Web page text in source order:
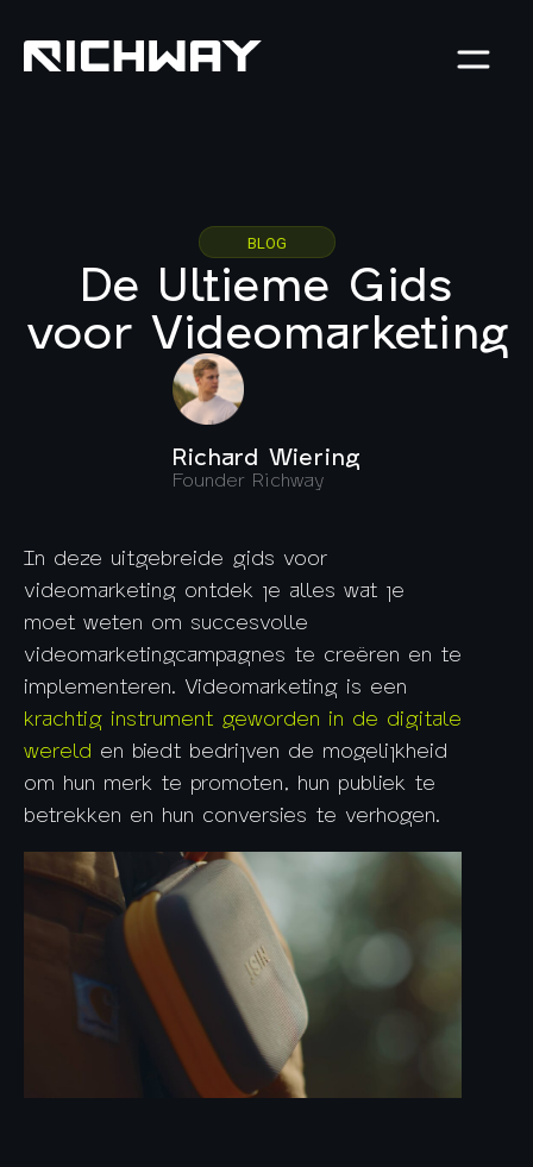
BLOG
De Ultieme Gids
voor Videomarketing
Richard Wiering
Founder Richway
In deze uitgebreide gids voor
videomarketing ontdek je alles wat je
moet weten om succesvolle
videomarketingcampagnes te creëren en te
implementeren. Videomarketing is een
krachtig instrument geworden in de digitale
wereld en biedt bedrijven de mogelijkheid
om hun merk te promoten, hun publiek te
betrekken en hun conversies te verhogen.